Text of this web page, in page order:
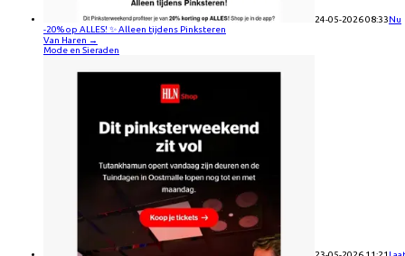
24-05-2026 08:33Nu
-20% op ALLES! ✨ Alleen tijdens Pinksteren
Van Haren →
Mode en Sieraden